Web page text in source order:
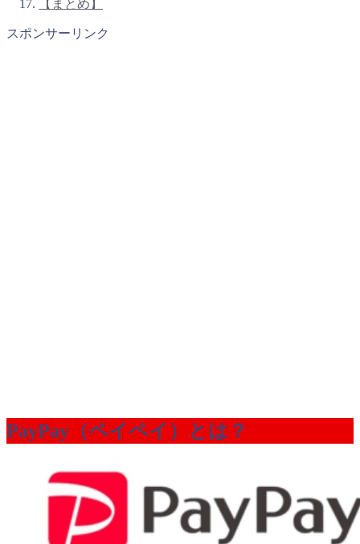
【まとめ】
スポンサーリンク
PayPay（ペイペイ）とは？